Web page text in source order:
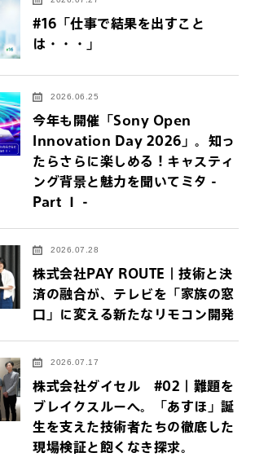
#16「仕事で結果を出すこと
は・・・」
2026.06.25
今年も開催「Sony Open
Innovation Day 2026」。知っ
たらさらに楽しめる！キャスティ
ング背景と魅力を聞いてミタ -
Part Ⅰ -
2026.07.28
株式会社PAY ROUTE｜技術と決
済の融合が、テレビを「家族の窓
口」に変える新たなリモコン開発
2026.07.17
株式会社ダイセル #02｜難題を
ブレイクスルーへ。「あすほ」誕
生を支えた技術者たちの徹底した
現場検証と飽くなき探求。